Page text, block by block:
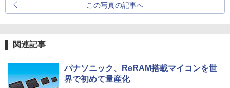
この写真の記事へ
関連記事
パナソニック、ReRAM搭載マイコンを世
界で初めて量産化